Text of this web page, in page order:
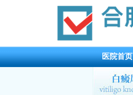
医院首页